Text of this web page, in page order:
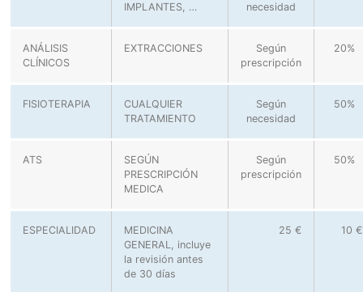
IMPLANTES, …
necesidad
ANÁLISIS
CLÍNICOS
EXTRACCIONES
Según
prescripción
20%
FISIOTERAPIA
CUALQUIER
TRATAMIENTO
Según
necesidad
50%
ATS
SEGÚN
PRESCRIPCIÓN
MEDICA
Según
prescripción
50%
ESPECIALIDAD
MEDICINA
GENERAL, incluye
la revisión antes
de 30 días
25 € 10 €